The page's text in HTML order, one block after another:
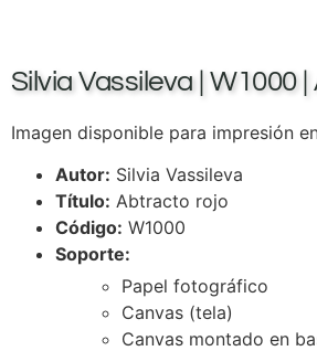
Silvia Vassileva | W1000
Imagen disponible para impresión
Autor: Silvia Vassileva
Título: Abtracto rojo
Código: W1000
Soporte:
Papel fotográfico
Canvas (tela)
Canvas montado en